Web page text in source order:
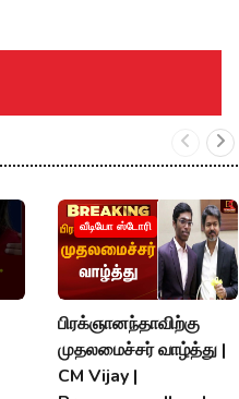
வீடியோ ஸ்டோரி
பிரக்ஞானந்தாவிற்கு
முதலமைச்சர் வாழ்த்து |
CM Vijay |